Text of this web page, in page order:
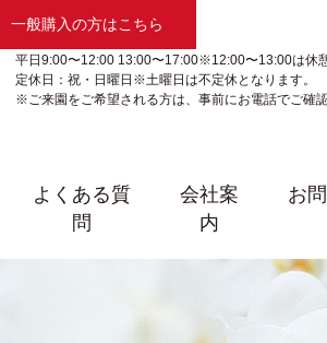
一般購入の方はこちら
平日9:00〜12:00 13:00〜17:00※12:00〜13:00は休憩
定休日：祝・日曜日※土曜日は不定休となります。
※ご来園をご希望される方は、事前にお電話でご確
よくある質
問
会社案
内
お